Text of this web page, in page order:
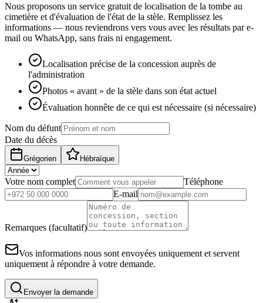
Nous proposons un service gratuit de localisation de la tombe au
cimetière et d'évaluation de l'état de la stèle. Remplissez les
informations — nous reviendrons vers vous avec les résultats par e-
mail ou WhatsApp, sans frais ni engagement.
Localisation précise de la concession auprès de
l'administration
Photos « avant » de la stèle dans son état actuel
Évaluation honnête de ce qui est nécessaire (si nécessaire)
Nom du défunt
Date du décès
Grégorien Hébraïque
Votre nom complet
Téléphone
E-mail
Remarques (facultatif)
Vos informations nous sont envoyées uniquement et servent
uniquement à répondre à votre demande.
Envoyer la demande